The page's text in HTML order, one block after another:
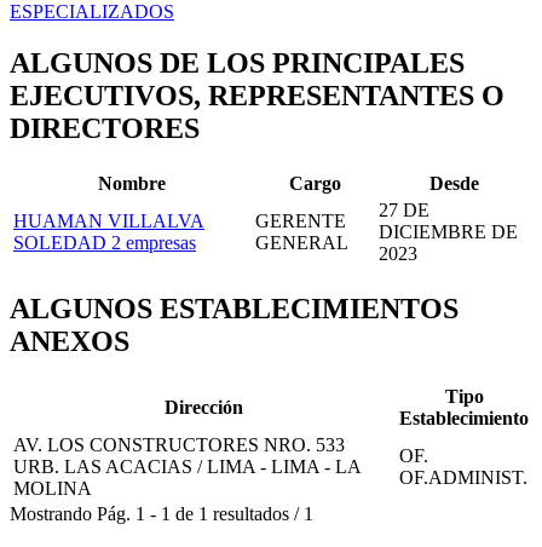
ESPECIALIZADOS
ALGUNOS DE LOS PRINCIPALES
EJECUTIVOS, REPRESENTANTES O
DIRECTORES
Nombre Cargo
Desde
HUAMAN VILLALVA
SOLEDAD 2 empresas
GERENTE
GENERAL
27 DE
DICIEMBRE DE
2023
ALGUNOS ESTABLECIMIENTOS
ANEXOS
Dirección
Tipo
Establecimiento
AV. LOS CONSTRUCTORES NRO. 533
URB. LAS ACACIAS / LIMA - LIMA - LA
MOLINA
OF.
OF.ADMINIST.
Mostrando Pág. 1 - 1 de 1 resultados / 1